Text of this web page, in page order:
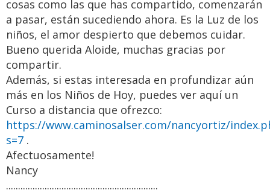
cosas como las que has compartido, comenzarán
a pasar, están sucediendo ahora. Es la Luz de los
niños, el amor despierto que debemos cuidar.
Bueno querida Aloide, muchas gracias por
compartir.
Además, si estas interesada en profundizar aún
más en los Niños de Hoy, puedes ver aquí un
Curso a distancia que ofrezco:
https://www.caminosalser.com/nancyortiz/
s=7 .
Afectuosamente!
Nancy
...............................................................